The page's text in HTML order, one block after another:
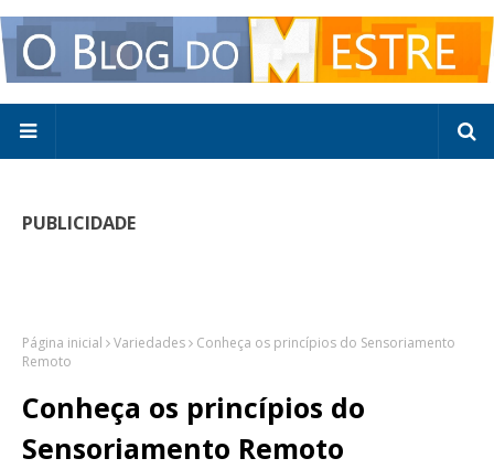
PUBLICIDADE
Página inicial Variedades
Conheça os princípios do Sensoriamento
Remoto
Conheça os princípios do
Sensoriamento Remoto